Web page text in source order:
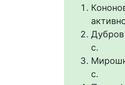
Дубров
с.
с.